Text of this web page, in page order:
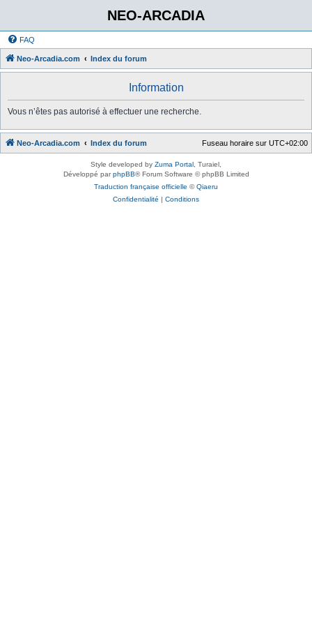
NEO-ARCADIA
FAQ
Neo-Arcadia.com Index du forum
Information
Vous n’êtes pas autorisé à effectuer une recherche.
Neo-Arcadia.com Index du forum Fuseau horaire sur UTC+02:00
Style developed by Zuma Portal , Turaiel,
Développé parphpBB® Forum Software © phpBB Limited
Traduction française officielle ©Qiaeru
Confidentialité | Conditions